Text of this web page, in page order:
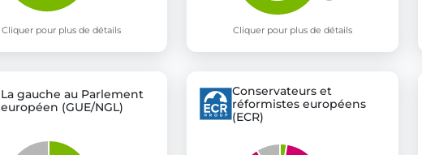
Cliquer pour plus de détails Cliquer pour plus de détails
La gauche au Parlement
européen (GUE/NGL)
Conservateurs et
réformistes européens
(ECR)